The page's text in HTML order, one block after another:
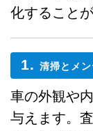
化すること
1.清掃とメ
車の外観や
与えます。